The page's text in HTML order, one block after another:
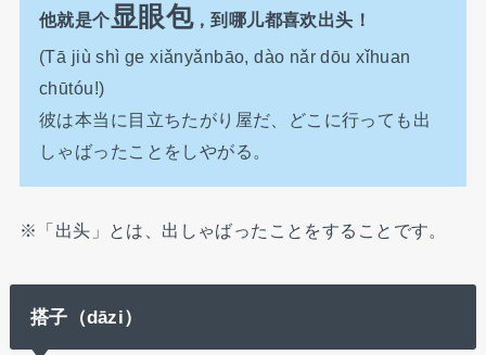
他就是个 显眼包，到哪儿都喜欢出头！
(Tā jiù shì ge xiǎnyǎnbāo, dào nǎr dōu xǐhuan
chūtóu!)
彼は本当に目立ちたがり屋だ、どこに行っても出
しゃばったことをしやがる。
※「出头」とは、出しゃばったことをすることです。
搭子（dāzi）